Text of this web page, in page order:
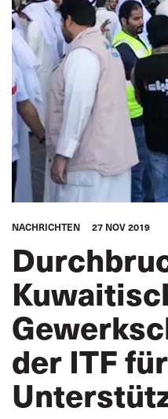
NACHRICHTEN 27 NOV 2019
der ITF